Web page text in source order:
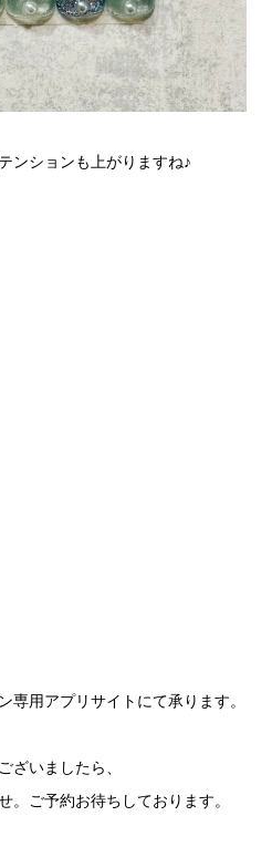
ンションも上がりますね♪
専用アプリサイトにて承ります。
ざいましたら、
。ご予約お待ちしております。